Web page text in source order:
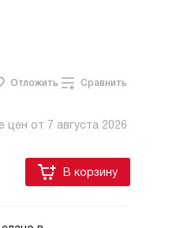
Отложить Сравнить
цен от 7 августа 2026
В корзину